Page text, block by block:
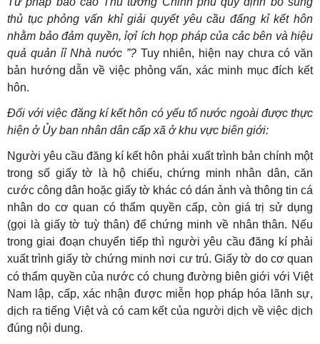
thủ tục phỏng vấn khỉ giải quyết yêu cầu đấng kỉ kết hôn
nhằm bảo đảm quyền, ỉợỉ ích họp pháp của cảc bên và hiệu
quả quản ỉỉ Nhà nước ”?Tuy nhiên, hiện nay chưa có văn
bản hướng dẫn về việc phỏng vấn, xác minh mục đích kết
hôn.
Đối với việc đăng kí kết hôn có yếu tổ nước ngoài được thực
hiện ở Ủy ban nhân dân cấp xã ở khu vực biên giới:
Người yêu cầu đăng kí kết hôn phải xuất trình bản chính một
trong số giấy tờ là hộ chiếu, chứng minh nhân dân, căn
cước công dân hoặc giấy tờ khác có dán ảnh và thông tin cá
nhân do cơ quan có thẩm quyền cấp, còn giá trị sử dụng
(gọi là giấy tờ tuỳ thân) để chứng minh về nhân thân. Nếu
trong giai đoạn chuyển tiếp thì người yêu cầu đăng kí phải
xuất trình giấy tờ chứng minh nơi cư trú. Giấy tờ do cơ quan
có thẩm quyền của nước có chung đường biên giới với Việt
Nam lập, cấp, xác nhận được miễn họp pháp hóa lãnh sự,
dịch ra tiếng Việt và có cam kết của người dịch về việc dịch
đúng nội dung.